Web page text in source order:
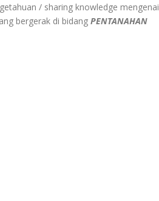
/ sharing knowledge mengenai
bergerak di bidang PENTANAHAN